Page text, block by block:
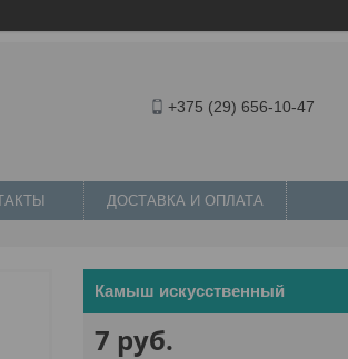
+375 (29) 656-10-47
ДОСТАВКА И ОПЛАТА
Камыш искусственный
7 руб.